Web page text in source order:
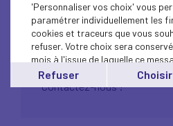
INSCRIPTION AVANT le 23
Contactez-nous !
'Personnaliser vos choix' vous
paramétrer individuellement les
cookies et traceurs que vous
refuser. Votre choix sera
mois à l'issue de laquelle ce
affiché..
Vous pouvez modifier votre
Refuser Choisir